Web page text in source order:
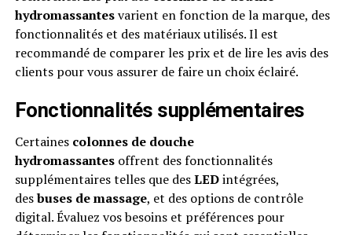
hydromassantesvarient en fonction de la marque, des
fonctionnalités et des matériaux utilisés. Il est
recommandé de comparer les prix et de lire les avis des
clients pour vous assurer de faire un choix éclairé.
Fonctionnalités supplémentaires
Certaines colonnes de douche
hydromassantesoffrent des fonctionnalités
supplémentaires telles que desLEDintégrées,
desbuses de massage, et des options de contrôle
digital. Évaluez vos besoins et préférences pour